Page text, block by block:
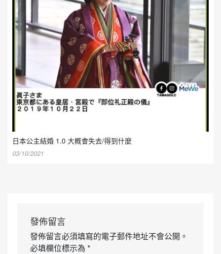
日本公主結婚 1.0 大概會失去/得到什麼
03/10/2021
發佈留言
發佈留言必須填寫的電子郵件地址不會公開。
必填欄位標示為 *